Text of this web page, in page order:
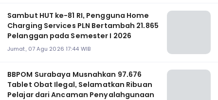
Sambut HUT ke-81 RI, Pengguna Home
Charging Services PLN Bertambah 21.865
Pelanggan pada Semester I 2026
Jumat, 07 Agu 2026 17:44 WIB
BBPOM Surabaya Musnahkan 97.676
Tablet Obat Ilegal, Selamatkan Ribuan
Pelajar dari Ancaman Penyalahgunaan